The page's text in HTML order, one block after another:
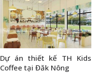
Dự án thiết kế TH Kids
Coffee tại Đăk Nông